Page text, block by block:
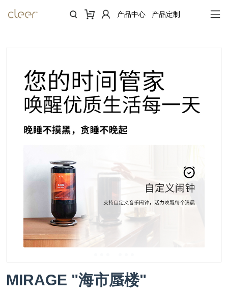
产品中心 产品定制
当前位置： MIRAGE "海市蜃楼"
MIRAGE "海市蜃楼"